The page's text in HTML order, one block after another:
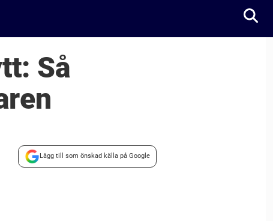
Så
Lägg till som önskad källa på Google